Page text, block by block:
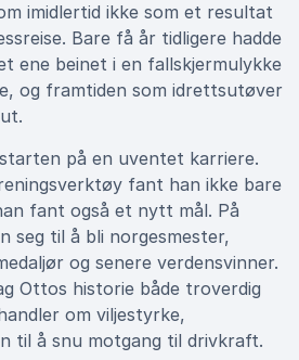
imidlertid ikke som et resultat
Bare få år tidligere hadde
ene beinet i en fallskjermulykke
og framtiden som idrettsutøver
på en uventet karriere.
fant han ikke bare
fant også et nytt mål. På
seg til å bli norgesmester,
og senere verdensvinner.
Ottos historie både troverdig
om viljestyrke,
til å snu motgang til drivkraft.